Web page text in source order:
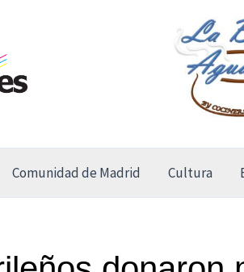
Comunidad de Madrid Cultura